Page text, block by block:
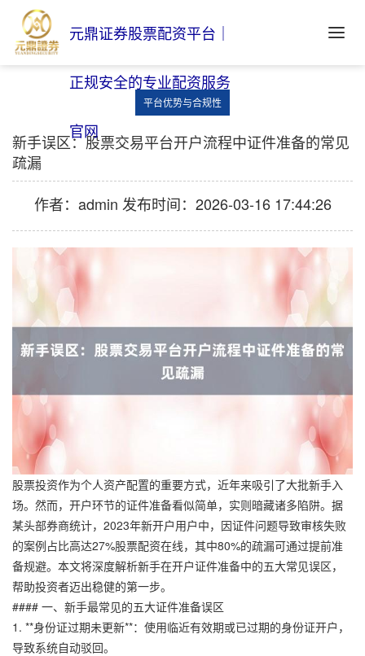
元鼎证券股票配资平台｜
正规安全的专业配资服务
官网
平台优势与合规性
新手误区：股票交易平台开户流程中证件准备的常见
疏漏
作者：admin 发布时间：2026-03-16 17:44:26
股票投资作为个人资产配置的重要方式，近年来吸引了大批新手入
场。然而，开户环节的证件准备看似简单，实则暗藏诸多陷阱。据
某头部券商统计，2023年新开户用户中，因证件问题导致审核失败
的案例占比高达27%股票配资在线，其中80%的疏漏可通过提前准
备规避。本文将深度解析新手在开户证件准备中的五大常见误区，
帮助投资者迈出稳健的第一步。
#### 一、新手最常见的五大证件准备误区
1. **身份证过期未更新**：使用临近有效期或已过期的身份证开户，
导致系统自动驳回。